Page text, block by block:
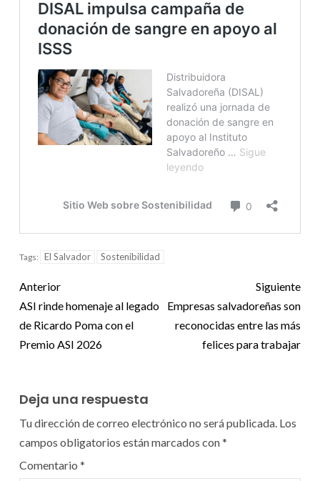
Tags: El Salvador Sostenibilidad
Anterior
ASI rinde homenaje al legado
de Ricardo Poma con el
Premio ASI 2026
Siguiente
Empresas salvadoreñas son
reconocidas entre las más
felices para trabajar
Deja una respuesta
Tu dirección de correo electrónico no será publicada. Los
campos obligatorios están marcados con*
Comentario *